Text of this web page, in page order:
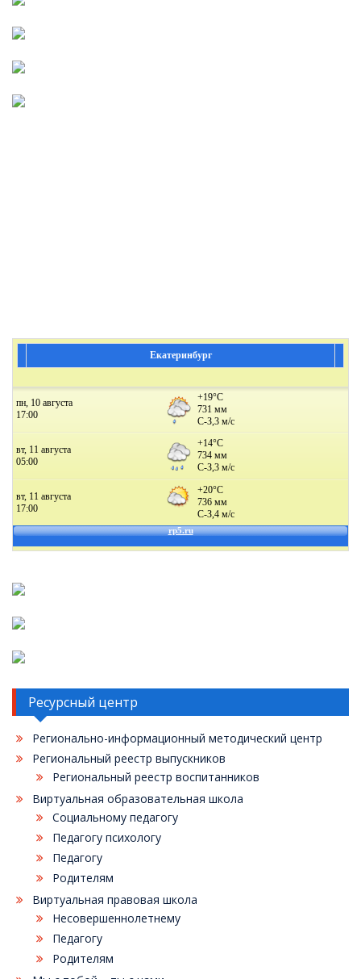
Екатеринбург
Ресурсный центр
Регионально-информационный методический центр
Региональный реестр выпускников
Региональный реестр воспитанников
Виртуальная образовательная школа
Социальному педагогу
Педагогу психологу
Педагогу
Родителям
Виртуальная правовая школа
Несовершеннолетнему
Педагогу
Родителям